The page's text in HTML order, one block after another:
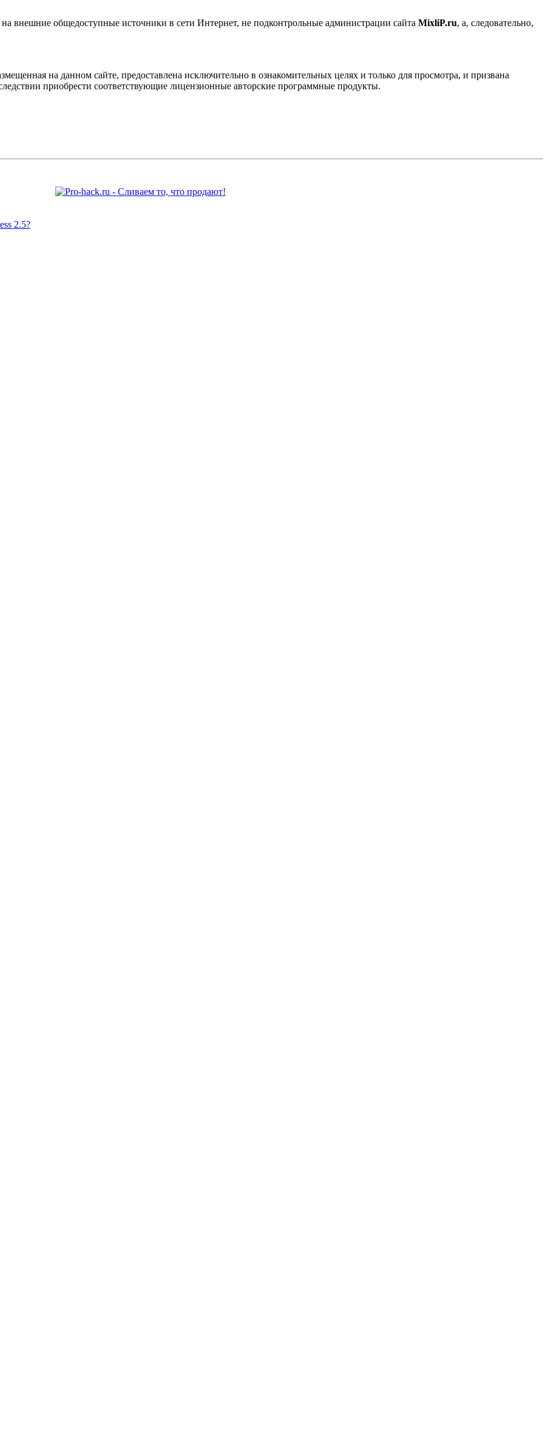
на внешние общедоступные источники в сети Интернет, не подконтрольные администрации сайта MixliP.ru, а, следовательно,
на данном сайте, предоставлена исключительно в ознакомительных целях и только для просмотра, и призвана
приобрести соответствующие лицензионные авторские программные продукты.
2.5?